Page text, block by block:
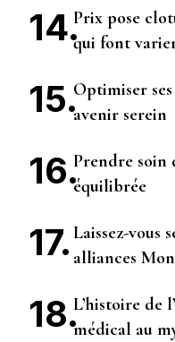
Prix pose
qui font
Optimiser
avenir serein
Prendre soin
équilibrée
Laissez-vous
alliances
L’histoire de
médical au